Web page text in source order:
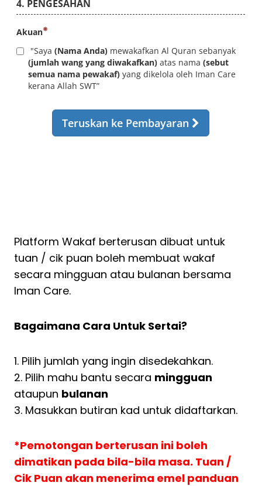
Platform Wakaf berterusan dibuat untuk
tuan / cik puan boleh membuat wakaf
secara mingguan atau bulanan bersama
Iman Care.
Bagaimana Cara Untuk Sertai?
1. Pilih jumlah yang ingin disedekahkan.
2. Pilih mahu bantu secara mingguan
ataupun bulanan
3. Masukkan butiran kad untuk didaftarkan.
*Pemotongan berterusan ini boleh
dimatikan pada bila-bila masa. Tuan /
Cik Puan akan menerima emel panduan